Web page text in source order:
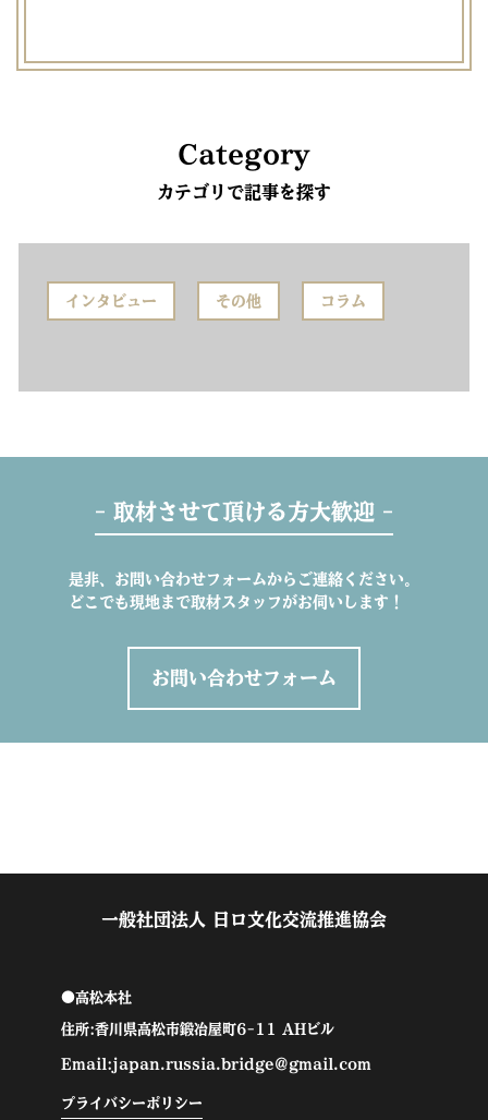
Category
カテゴリで記事を探す
インタビュー その他 コラム
- 取材させて頂ける方大歓迎 -
是非、お問い合わせフォームからご連絡ください。
どこでも現地まで取材スタッフがお伺いします！
お問い合わせフォーム
一般社団法人 日ロ文化交流推進協会
●高松本社
住所:香川県高松市鍛冶屋町6-11 AHビル
Email:japan.russia.bridge@gmail.com
プライバシーポリシー